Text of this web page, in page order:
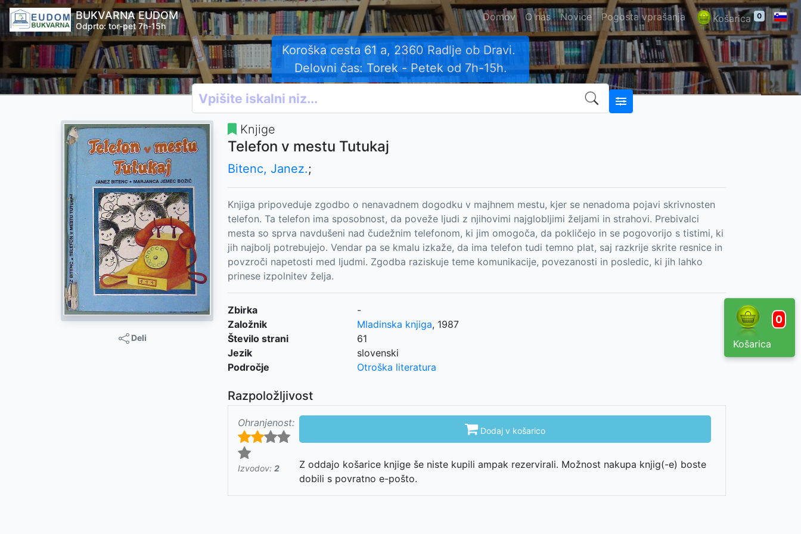
BUKVARNA EUDOM
Odprto: tor-pet 7h-15h
Domov O nas Novice Pogosta vprašanja Košarica 0
Koroška cesta 61 a, 2360 Radlje ob Dravi.
Delovni čas: Torek - Petek od 7h-15h.
0
Košarica
Deli
Knjige
Telefon v mestu Tutukaj
Bitenc, Janez.;
Knjiga pripoveduje zgodbo o nenavadnem dogodku v majhnem mestu, kjer se nenadoma pojavi skrivnosten
telefon. Ta telefon ima sposobnost, da poveže ljudi z njihovimi najglobljimi željami in strahovi. Prebivalci
mesta so sprva navdušeni nad čudežnim telefonom, ki jim omogoča, da pokličejo in se pogovorijo s tistimi, ki
jih najbolj potrebujejo. Vendar pa se kmalu izkaže, da ima telefon tudi temno plat, saj razkrije skrite resnice in
povzroči napetosti med ljudmi. Zgodba raziskuje teme komunikacije, povezanosti in posledic, ki jih lahko
prinese izpolnitev želja.
Zbirka
-
Založnik
Mladinska knjiga, 1987
Število strani
61
Jezik
slovenski
Področje
Otroška literatura
Razpoložljivost
Ohranjenost:
Izvodov: 2
 Dodaj v košarico
Z oddajo košarice knjige še niste kupili ampak rezervirali. Možnost nakupa knjig(-e) boste
dobili s povratno e-pošto.